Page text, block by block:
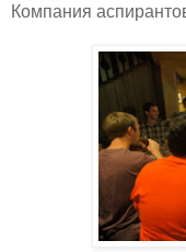
Компания